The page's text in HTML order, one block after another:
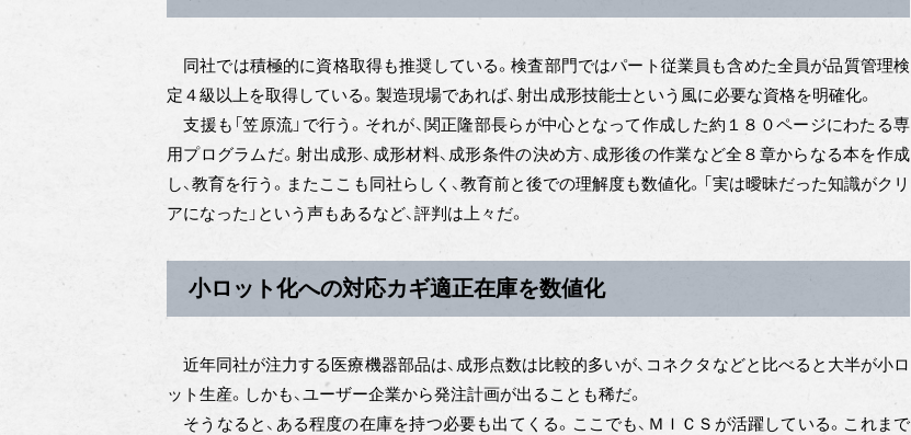
同社では積極的に資格取得も推奨している。検査部門ではパート従業員も含めた全員が品質管理検
定４級以上を取得している。製造現場であれば、射出成形技能士という風に必要な資格を明確化。
支援も「笠原流」で行う。それが、関正隆部長らが中心となって作成した約１８０ページにわたる専
用プログラムだ。射出成形、成形材料、成形条件の決め方、成形後の作業など全８章からなる本を作成
し、教育を行う。またここも同社らしく、教育前と後での理解度も数値化。「実は曖昧だった知識がクリ
アになった」という声もあるなど、評判は上々だ。
小ロット化への対応カギ適正在庫を数値化
近年同社が注力する医療機器部品は、成形点数は比較的多いが、コネクタなどと比べると大半が小ロ
ット生産。しかも、ユーザー企業から発注計画が出ることも稀だ。
そうなると、ある程度の在庫を持つ必要も出てくる。ここでも、ＭＩＣＳが活躍している。これまで